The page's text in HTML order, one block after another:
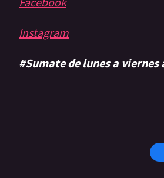
Instagram
#Sumate de lunes a viernes